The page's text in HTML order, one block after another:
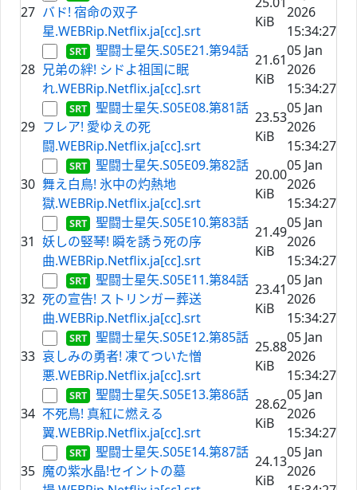
27 バド! 宿命の双子
星.WEBRip.Netflix.ja[cc].srt
KiB
2026
15:34:27
28
聖闘士星矢.S05E21.第94話
兄弟の絆! シドよ祖国に眠
れ.WEBRip.Netflix.ja[cc].srt
21.61
KiB
05 Jan
2026
15:34:27
29
聖闘士星矢.S05E08.第81話
フレア! 愛ゆえの死
闘.WEBRip.Netflix.ja[cc].srt
23.53
KiB
05 Jan
2026
15:34:27
30
聖闘士星矢.S05E09.第82話
舞え白鳥! 氷中の灼熱地
獄.WEBRip.Netflix.ja[cc].srt
20.00
KiB
05 Jan
2026
15:34:27
31
聖闘士星矢.S05E10.第83話
妖しの竪琴! 瞬を誘う死の序
曲.WEBRip.Netflix.ja[cc].srt
21.49
KiB
05 Jan
2026
15:34:27
32
聖闘士星矢.S05E11.第84話
死の宣告! ストリンガー葬送
曲.WEBRip.Netflix.ja[cc].srt
23.41
KiB
05 Jan
2026
15:34:27
33
聖闘士星矢.S05E12.第85話
哀しみの勇者! 凍てついた憎
悪.WEBRip.Netflix.ja[cc].srt
25.88
KiB
05 Jan
2026
15:34:27
34
聖闘士星矢.S05E13.第86話
不死鳥! 真紅に燃える
翼.WEBRip.Netflix.ja[cc].srt
28.62
KiB
05 Jan
2026
15:34:27
35
聖闘士星矢.S05E14.第87話
魔の紫水晶!セイントの墓
24.13
KiB
05 Jan
2026